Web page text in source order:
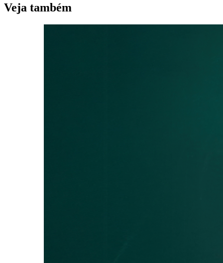
Veja também